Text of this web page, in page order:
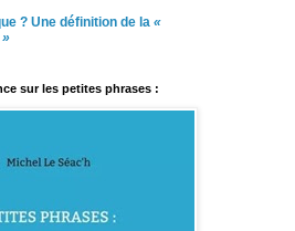
? Une définition de la «
sur les petites phrases :